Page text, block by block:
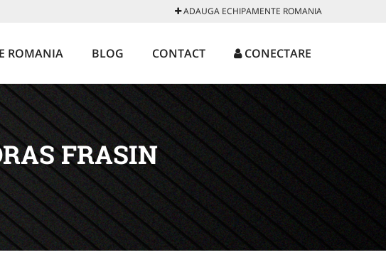
ADAUGA ECHIPAMENTE ROMANIA
ROMANIA BLOG CONTACT CONECTARE
FRASIN